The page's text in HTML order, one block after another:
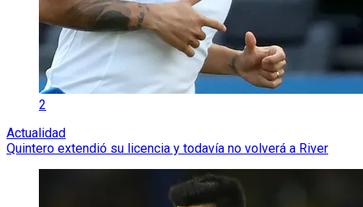
2
Actualidad
Quintero extendió su licencia y todavía no volverá a River